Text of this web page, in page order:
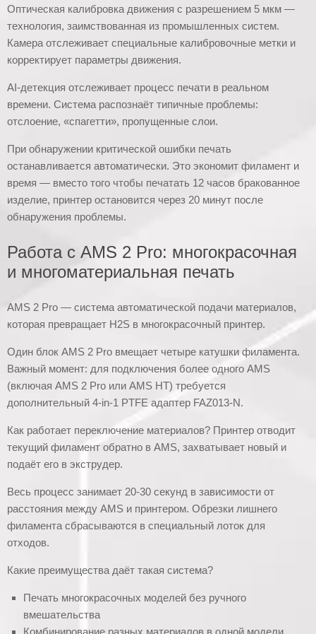
Оптическая калибровка движения с разрешением 5 мкм —
технология, заимствованная из промышленных систем.
Камера отслеживает специальные калибровочные метки и
корректирует параметры движения.
AI-детекция отслеживает процесс печати в реальном
времени. Система распознаёт типичные проблемы:
отслоение, «спагетти», пропущенные слои.
При обнаружении критической ошибки печать
останавливается автоматически. Это экономит филамент и
время — вместо того чтобы печатать 12 часов бракованное
изделие, принтер остановится через 20 минут после
обнаружения проблемы.
Работа с AMS 2 Pro: многокрасочная
и многоматериальная печать
AMS 2 Pro — система автоматической подачи материалов,
которая превращает H2S в многокрасочный принтер.
Один блок AMS 2 Pro вмещает четыре катушки филамента.
Важный момент: для подключения более одного AMS
(включая AMS 2 Pro или AMS HT) требуется
дополнительный 4-in-1 PTFE адаптер FAZ013-N.
Как работает переключение материалов? Принтер отводит
текущий филамент обратно в AMS, захватывает новый и
подаёт его в экструдер.
Весь процесс занимает 20-30 секунд в зависимости от
расстояния между AMS и принтером. Обрезки лишнего
филамента сбрасываются в специальный лоток для
отходов.
Какие преимущества даёт такая система?
Печать многокрасочных моделей без ручного
вмешательства